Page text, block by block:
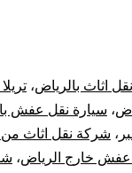
اثاث بالرياض،
، سيارة نقل عفش
، شركة نقل اثاث من
خارج الرياض،